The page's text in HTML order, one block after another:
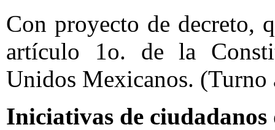
Con proyecto de decreto,
artículo 1o. de la
Unidos Mexicanos. (Turno
Iniciativas de